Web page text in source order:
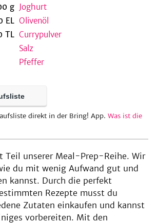
g Joghurt
EL Olivenöl
TL Currypulver
Salz
Pfeffer
direkt in der Bring! App. Was ist die
Teil unserer Meal-Prep-Reihe. Wir
du mit wenig Aufwand gut und
kannst. Durch die perfekt
Rezepte musst du
Zutaten einkaufen und kannst
vorbereiten. Mit den